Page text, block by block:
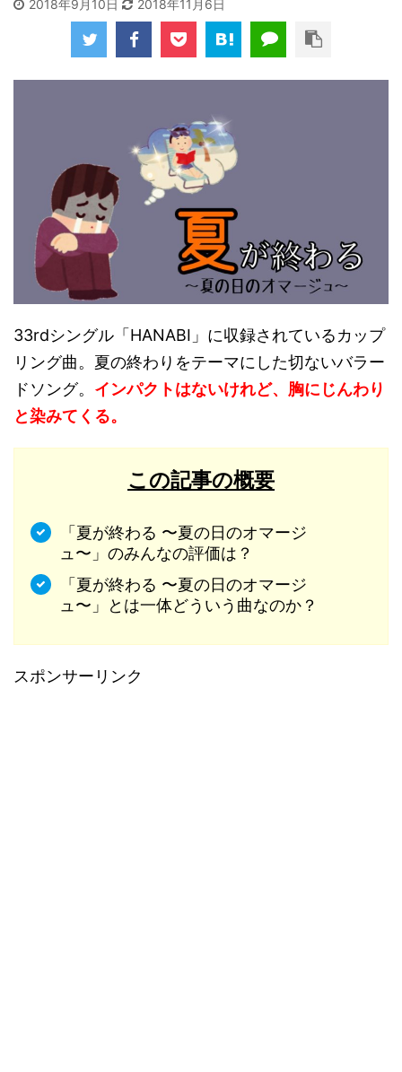
2018年9月10日 2018年11月6日
33rdシングル「HANABI」に収録されているカップ
リング曲。夏の終わりをテーマにした切ないバラー
ドソング。 インパクトはないけれど、胸にじんわり
と染みてくる。
この記事の概要
「夏が終わる 〜夏の日のオマージ
ュ〜」のみんなの評価は？
「夏が終わる 〜夏の日のオマージ
ュ〜」とは一体どういう曲なのか？
スポンサーリンク